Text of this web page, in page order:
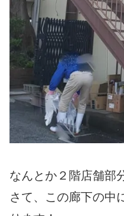
なんとか２階店舗部
さて、この廊下の中